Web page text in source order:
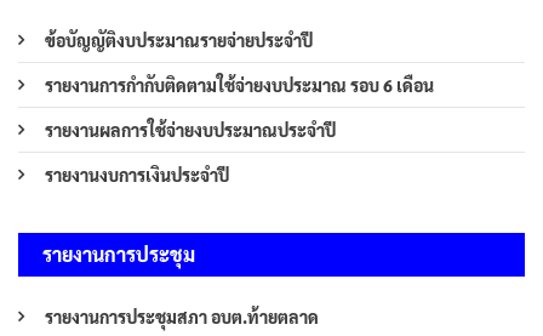
ข้อบัญญัติงบประมาณรายจ่ายประจำปี
รายงานการกำกับติดตามใช้จ่ายงบประมาณ รอบ 6 เดือน
รายงานผลการใช้จ่ายงบประมาณประจำปี
รายงานงบการเงินประจำปี
รายงานการประชุม
รายงานการประชุมสภา อบต.ท้ายตลาด